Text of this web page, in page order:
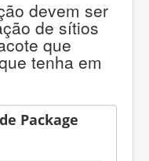
devem ser
de sítios
que
tenha em
Package